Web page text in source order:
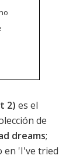
2) es el
de
dreams;
en 'I've tried